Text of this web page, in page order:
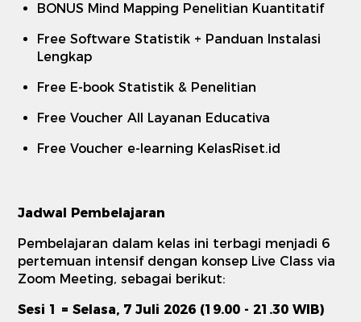
BONUS Mind Mapping Penelitian Kuantitatif
Free Software Statistik + Panduan Instalasi
Lengkap
Free E-book Statistik & Penelitian
Free Voucher All Layanan Educativa
Free Voucher e-learning KelasRiset.id
Jadwal Pembelajaran
Pembelajaran dalam kelas ini terbagi menjadi 6
pertemuan intensif dengan konsep Live Class via
Zoom Meeting, sebagai berikut:
Sesi 1 = Selasa, 7 Juli 2026 (19.00 - 21.30 WIB)